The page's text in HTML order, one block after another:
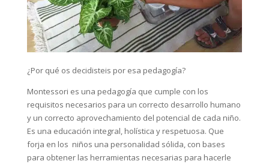
¿Por qué os decidisteis por esa pedagogía?
Montessori es una pedagogía que cumple con los
requisitos necesarios para un correcto desarrollo humano
y un correcto aprovechamiento del potencial de cada niño.
Es una educación integral, holística y respetuosa. Que
forja en los niños una personalidad sólida, con bases
para obtener las herramientas necesarias para hacerle